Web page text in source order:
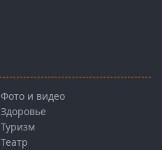
Фото и видео
Здоровье
Туризм
Театр